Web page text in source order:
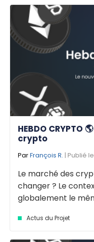
HEBDO CRYPTO
crypto
ParFrançois R. | Publié
Le marché des
changer ? Le
globalement le
Actus du Projet